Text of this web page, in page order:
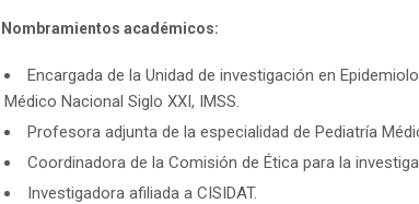
Nombramientos académicos:
Encargada de la Unidad de investigación en
Médico Nacional Siglo XXI, IMSS.
Profesora adjunta de la especialidad de Pediatría
Coordinadora de la Comisión de Ética para la
Investigadora afiliada a CISIDAT.